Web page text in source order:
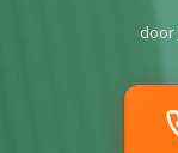
door